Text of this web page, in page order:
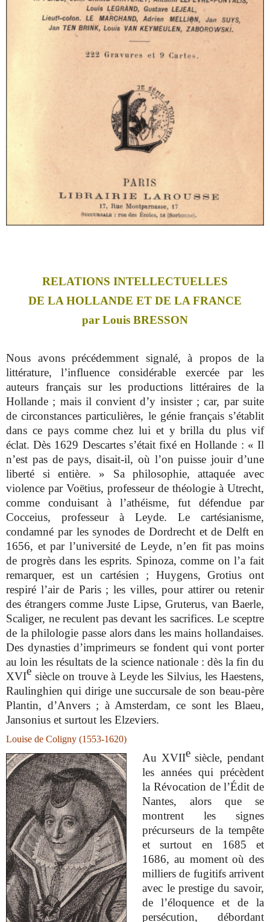
RELATIONS INTELLECTUELLES
DE LA HOLLANDE ET DE LA FRANCE
par Louis BRESSON
Nous avons précédemment signalé, à propos de la
littérature, l’influence considérable exercée par les
auteurs français sur les productions littéraires de la
Hollande ; mais il convient d’y insister ; car, par suite
de circonstances particulières, le génie français s’établit
dans ce pays comme chez lui et y brilla du plus vif
éclat. Dès 1629 Descartes s’était fixé en Hollande : « Il
n’est pas de pays, disait-il, où l’on puisse jouir d’une
liberté si entière. » Sa philosophie, attaquée avec
violence par Voëtius, professeur de théologie à Utrecht,
comme conduisant à l’athéisme, fut défendue par
Cocceius, professeur à Leyde. Le cartésianisme,
condamné par les synodes de Dordrecht et de Delft en
1656, et par l’université de Leyde, n’en fit pas moins
de progrès dans les esprits. Spinoza, comme on l’a fait
remarquer, est un cartésien ; Huygens, Grotius ont
respiré l’air de Paris ; les villes, pour attirer ou retenir
des étrangers comme Juste Lipse, Gruterus, van Baerle,
Scaliger, ne reculent pas devant les sacrifices. Le sceptre
de la philologie passe alors dans les mains hollandaises.
Des dynasties d’imprimeurs se fondent qui vont porter
au loin les résultats de la science nationale : dès la fin du
XVIe siècle on trouve à Leyde les Silvius, les Haestens,
Raulinghien qui dirige une succursale de son beau-père
Plantin, d’Anvers ; à Amsterdam, ce sont les Blaeu,
Jansonius et surtout les Elzeviers.
Louise de Coligny (1553-1620)
Au XVIIesiècle, pendant
les années qui précèdent
la Révocation de l’Édit de
Nantes, alors que se
montrent les signes
précurseurs de la tempête
et surtout en 1685 et
1686, au moment où des
milliers de fugitifs arrivent
avec le prestige du savoir,
de l’éloquence et de la
persécution, débordant